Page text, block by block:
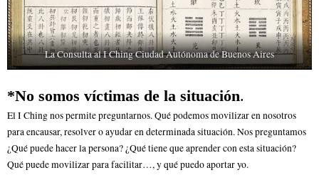
La Consulta al I Ching Ciudad Autónoma de Buenos Aires
*No somos víctimas de la situación.
El I Ching nos permite preguntarnos. Qué podemos movilizar en nosotros
para encausar, resolver o ayudar en determinada situación. Nos preguntamos
¿Qué puede hacer la persona? ¿Qué tiene que aprender con esta situación?
Qué puede movilizar para facilitar…, y qué puedo aportar yo.